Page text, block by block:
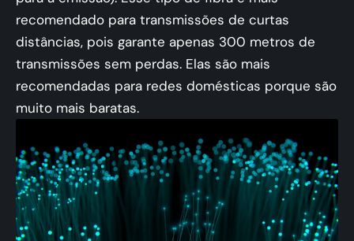
recomendado para transmissões de curtas
distâncias, pois garante apenas 300 metros de
transmissões sem perdas. Elas são mais
recomendadas para redes domésticas porque são
muito mais baratas.